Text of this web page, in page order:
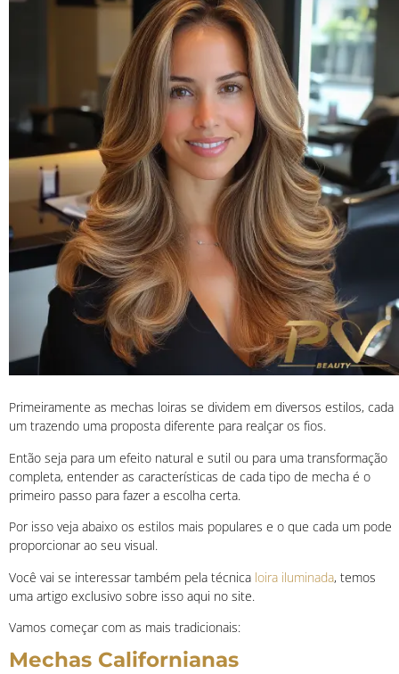
Primeiramente as mechas loiras se dividem em diversos estilos, cada
um trazendo uma proposta diferente para realçar os fios.
Então seja para um efeito natural e sutil ou para uma transformação
completa, entender as características de cada tipo de mecha é o
primeiro passo para fazer a escolha certa.
Por isso veja abaixo os estilos mais populares e o que cada um pode
proporcionar ao seu visual.
Você vai se interessar também pela técnica loira iluminada, temos
uma artigo exclusivo sobre isso aqui no site.
Vamos começar com as mais tradicionais:
Mechas Californianas